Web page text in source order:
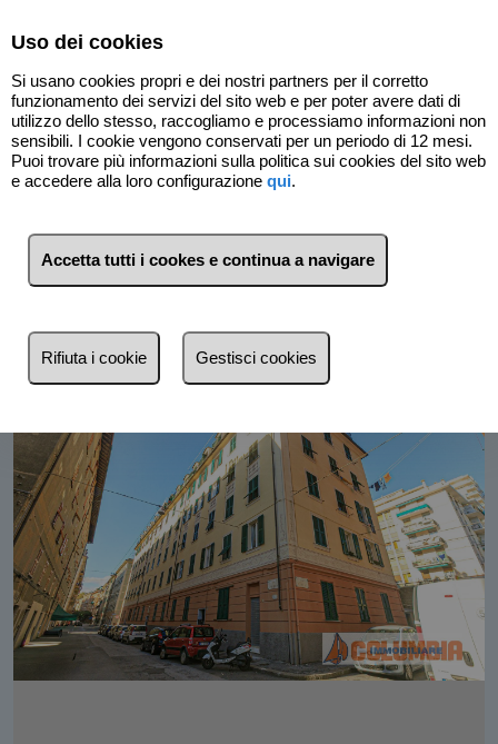
Indietro
Uso dei cookies
Si usano cookies propri e dei nostri partners per il corretto
funzionamento dei servizi del sito web e per poter avere dati di
utilizzo dello stesso, raccogliamo e processiamo informazioni non
sensibili. I cookie vengono conservati per un periodo di 12 mesi.
Puoi trovare più informazioni sulla politica sui cookies del sito web
e accedere alla loro configurazione qui.
Accetta tutti i cookes e continua a navigare
Rifiuta i cookie Gestisci cookies